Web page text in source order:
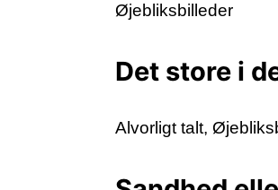
Øjebliksbilleder
Det store i
Alvorligt talt,